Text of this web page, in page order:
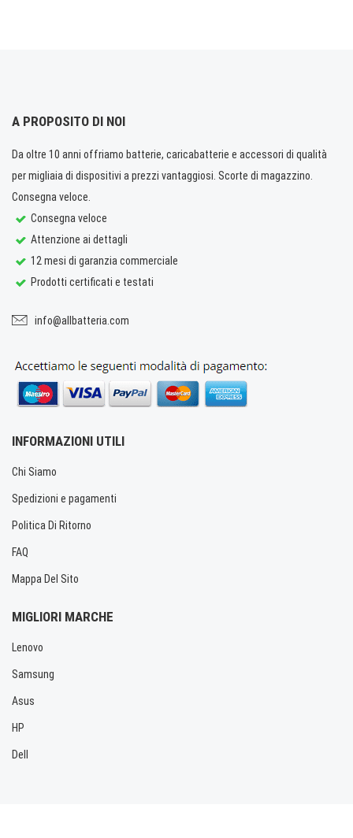
A PROPOSITO DI NOI
Da oltre 10 anni offriamo batterie, caricabatterie e accessori di qualità
per migliaia di dispositivi a prezzi vantaggiosi. Scorte di magazzino.
Consegna veloce.
Consegna veloce
Attenzione ai dettagli
12 mesi di garanzia commerciale
Prodotti certificati e testati
info@allbatteria.com
INFORMAZIONI UTILI
Chi Siamo
Spedizioni e pagamenti
Politica Di Ritorno
FAQ
Mappa Del Sito
MIGLIORI MARCHE
Lenovo
Samsung
Asus
HP
Dell